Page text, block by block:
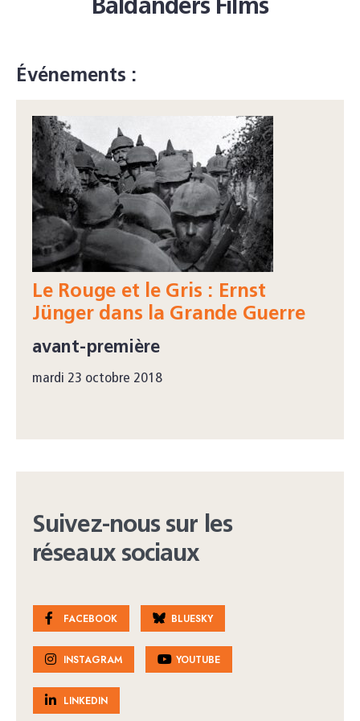
Baldanders Films
Événements :
Le Rouge et le Gris : Ernst
Jünger dans la Grande Guerre
avant-première
mardi 23 octobre 2018
Suivez-nous sur les
réseaux sociaux
FACEBOOK BLUESKY
INSTAGRAM YOUTUBE
LINKEDIN